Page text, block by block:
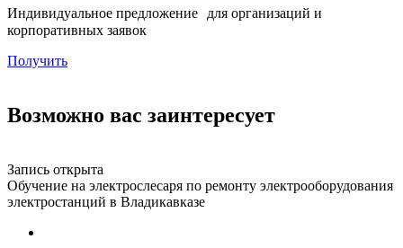
Индивидуальное предложение для организаций и
корпоративных заявок
Получить
Возможно вас заинтересует
Запись открыта
Обучение на электрослесаря по ремонту электрооборудования
электростанций в Владикавказе